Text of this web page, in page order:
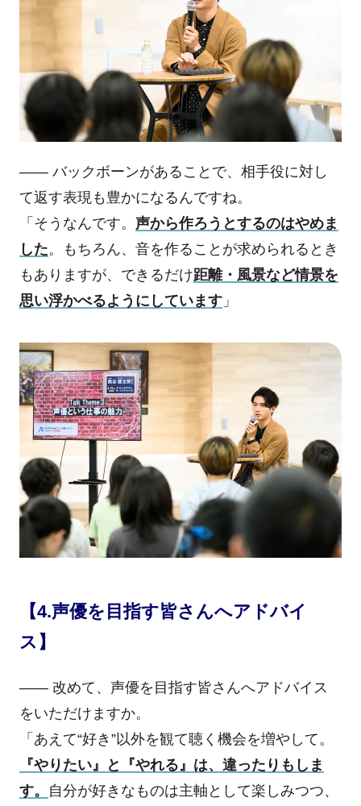
―― バックボーンがあることで、相手役に対し
て返す表現も豊かになるんですね。
「そうなんです。 声から作ろうとするのはやめま
した。もちろん、音を作ることが求められるとき
もありますが、できるだけ距離・風景など情景を
思い浮かべるようにしています」
【4.声優を目指す皆さんへアドバイ
ス】
―― 改めて、声優を目指す皆さんへアドバイス
をいただけますか。
「あえて“好き”以外を観て聴く機会を増やして。
『やりたい』と『やれる』は、違ったりもしま
す。
自分が好きなものは主軸として楽しみつつ、